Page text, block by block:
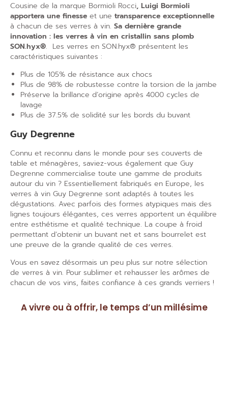
A vivre ou à offrir, le temps d’un millésime
Cousine de la marque Bormioli Rocci, Luigi Bormioli
apportera une finesse et une transparence exceptionnelle
à chacun de ses verres à vin. Sa dernière grande
innovation : les verres à vin en cristallin sans plomb
SON.hyx®. Les verres en SON.hyx® présentent les
caractéristiques suivantes :
Plus de 105% de résistance aux chocs
Plus de 98% de robustesse contre la torsion de la jambe
Préserve la brillance d’origine après 4000 cycles de
lavage
Plus de 37.5% de solidité sur les bords du buvant
Guy Degrenne
Connu et reconnu dans le monde pour ses couverts de
table et ménagères, saviez-vous également que Guy
Degrenne commercialise toute une gamme de produits
autour du vin ? Essentiellement fabriqués en Europe, les
verres à vin Guy Degrenne sont adaptés à toutes les
dégustations. Avec parfois des formes atypiques mais des
lignes toujours élégantes, ces verres apportent un équilibre
entre esthétisme et qualité technique. La coupe à froid
permettant d’obtenir un buvant net et sans bourrelet est
une preuve de la grande qualité de ces verres.
Vous en savez désormais un peu plus sur notre sélection
de verres à vin. Pour sublimer et rehausser les arômes de
chacun de vos vins, faites confiance à ces grands verriers !